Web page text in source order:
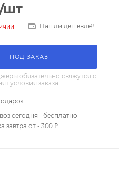
шт
Нашли дешевле?
ПОД ЗАКАЗ
обязательно свяжутся с
условия заказа
сегодня - бесплатно
завтра от - 300 ₽